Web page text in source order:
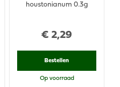
€ 2,29
houstonianum 0.3g
Bestellen
Op voorraad